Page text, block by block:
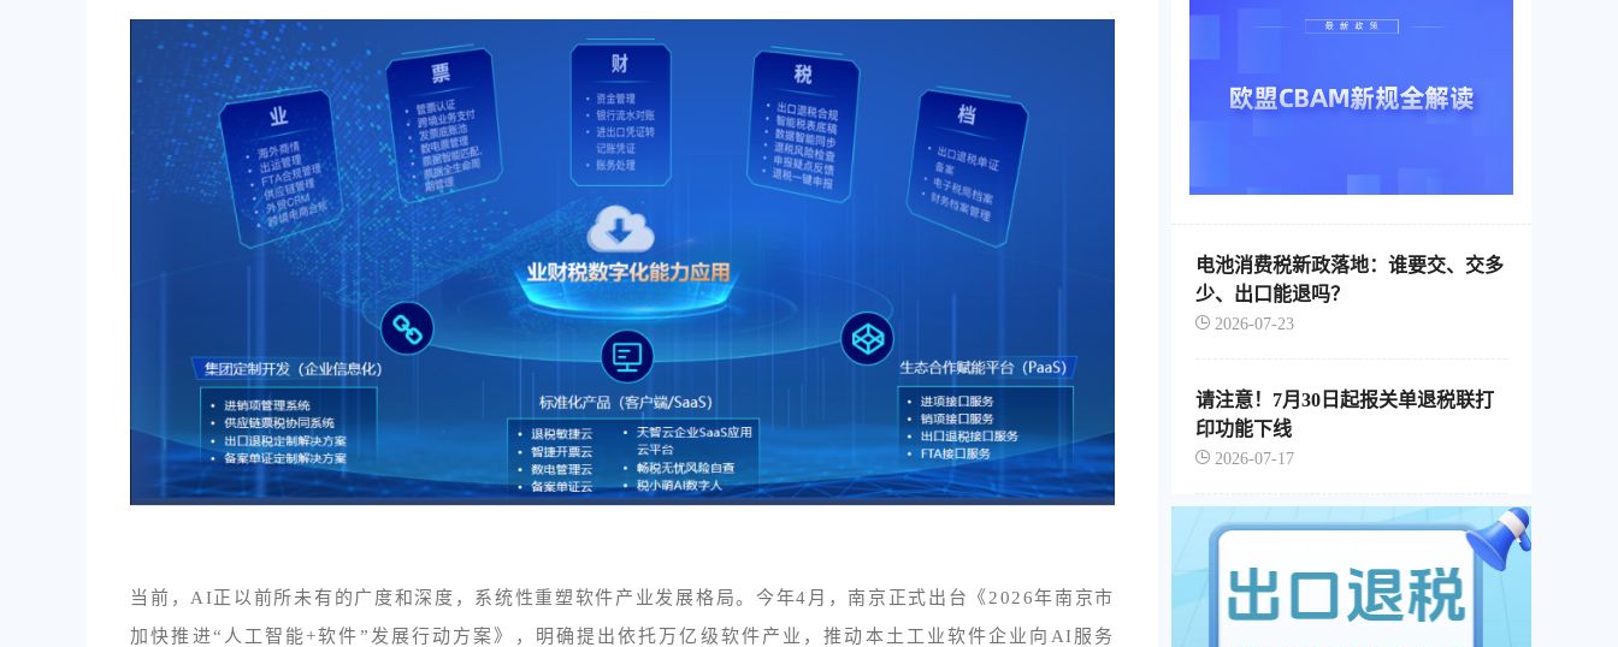
当前，AI正以前所未有的广度和深度，系统性重塑软件产业发展格局。今年4月，南京正式出台《2026年南京市
加快推进“人工智能+软件”发展行动方案》，明确提出依托万亿级软件产业，推动本土工业软件企业向AI服务
电池消费税新政落地：谁要交、交多
少、出口能退吗？
2026-07-23
请注意！7月30日起报关单退税联打
印功能下线
2026-07-17